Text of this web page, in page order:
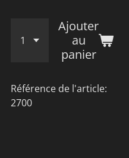
Ajouter
au
panier
Référence de l'article:
2700